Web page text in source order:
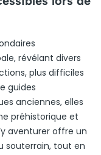
révélant divers
plus difficiles
guides
anciennes, elles
préhistorique et
aventurer offre un
souterrain, tout en